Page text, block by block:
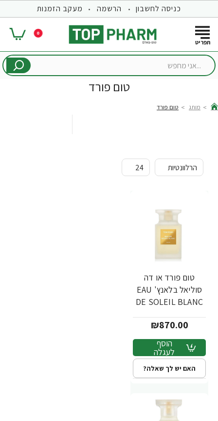
כניסה לחשבון הרשמה מעקב הזמנות
0
...אני
טום פורד
מותג טום פורד
טום פורד או דה
סוליאל בלאנץ' EAU
DE SOLEIL BLANC
100 מ"ל - מבית
TOM FORD
₪870.00
הוסף
לעגלה
האם יש לך שאלה?